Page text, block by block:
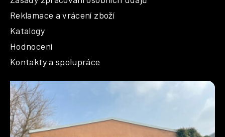
Reklamace a vrácení zboží
Katalogy
Hodnocení
Kontakty a spolupráce